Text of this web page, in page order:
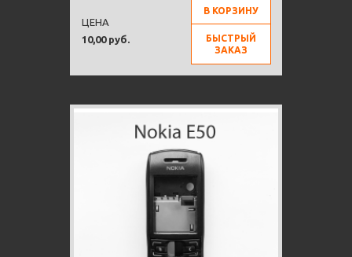
10,00 руб.
ЦЕНА
В КОРЗИНУ
БЫСТРЫЙ
ЗАКАЗ